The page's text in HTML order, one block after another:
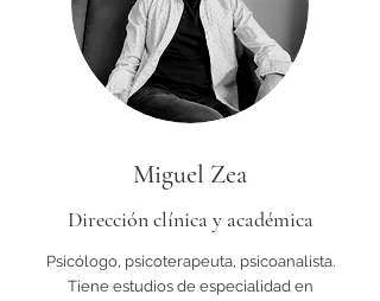
Miguel Zea
Dirección clínica y académica
Psicólogo, psicoterapeuta, psicoanalista.
Tiene estudios de especialidad en